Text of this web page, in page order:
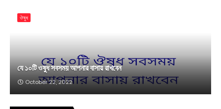
ঔষুধ
যে ১০টি ওষুধ সবসময় আপনার বাসায় রাখবেন
October 22, 2022